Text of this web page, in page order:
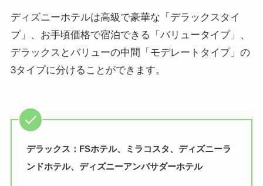
ディズニーホテルは高級で豪華な「デラックスタイ
プ」、お手頃価格で宿泊できる「バリュータイプ」、
デラックスとバリューの中間「モデレートタイプ」の
3タイプに分けることができます。
デラックス：FSホテル、ミラコスタ、ディズニーラ
ンドホテル、ディズニーアンバサダーホテル